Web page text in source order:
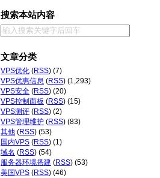
搜索本站内容
文章分类
VPS优化 (RSS) (7)
VPS优惠信息 (RSS) (1,293)
VPS安全 (RSS) (20)
VPS控制面板 (RSS) (15)
VPS测评 (RSS) (2)
VPS管理维护 (RSS) (83)
其他 (RSS) (53)
国内VPS (RSS) (1)
域名 (RSS) (54)
服务器环境搭建 (RSS) (53)
美国VPS (RSS) (46)